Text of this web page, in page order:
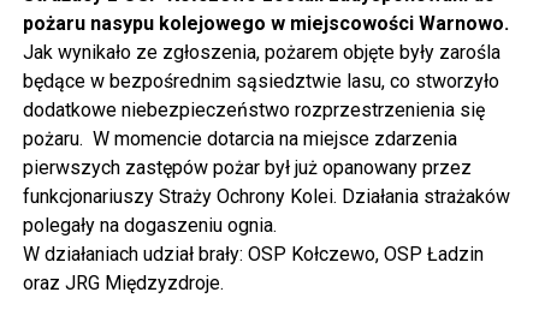
odbywając podróż w czasie za sprawą Centrum Słowian i
Wikingów lub zwiedzając miasto z przewodnikiem (start
spod biblioteki). O godzinie 19.00 w kolegiacie
wysłuchamy organowego koncertu w wykonaniu
państwa Witkowskich.
Wyjątkowym wydarzeniem będzie koncert w wykonaniu
Kawuś Music Project, podczas którego wysłuchamy
polskich przebojów w jazzowej aranżacji (godz. 20.00
przed biblioteką). Podczas koncertu zaplanowaliśmy dla
pożaru nasypu kolejowego w miejscowości Warnowo.
Jak wynikało ze zgłoszenia, pożarem objęte były zarośla
będące w bezpośrednim sąsiedztwie lasu, co stworzyło
dodatkowe niebezpieczeństwo rozprzestrzenienia się
pożaru. W momencie dotarcia na miejsce zdarzenia
pierwszych zastępów pożar był już opanowany przez
funkcjonariuszy Straży Ochrony Kolei. Działania strażaków
polegały na dogaszeniu ognia.
W działaniach udział brały: OSP Kołczewo, OSP Ładzin
oraz JRG Międzyzdroje.